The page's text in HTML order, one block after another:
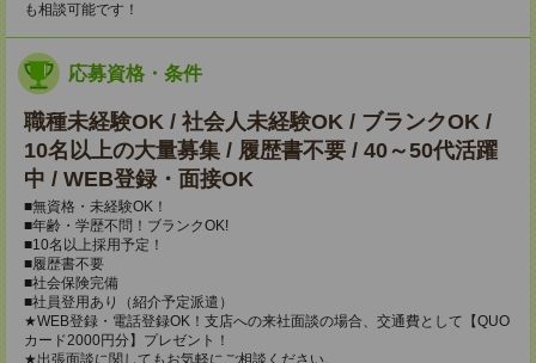
も相談可能です！
応募資格・条件
職種未経験OK / 社会人未経験OK / ブランクOK /
10名以上の大量募集 / 履歴書不要 / 40～50代活躍
中 / WEB登録・面接OK
■無資格・未経験OK！
■年齢・学歴不問！ブランクOK!
■10名以上採用予定！
■履歴書不要
■社会保険完備
■社員登用あり（紹介予定派遣）
★WEB登録・電話登録OK！支店への来社面談の場合、交通費として【QUO
カード2000円分】プレゼント！
★出張面談に関してもお気軽にご相談ください。